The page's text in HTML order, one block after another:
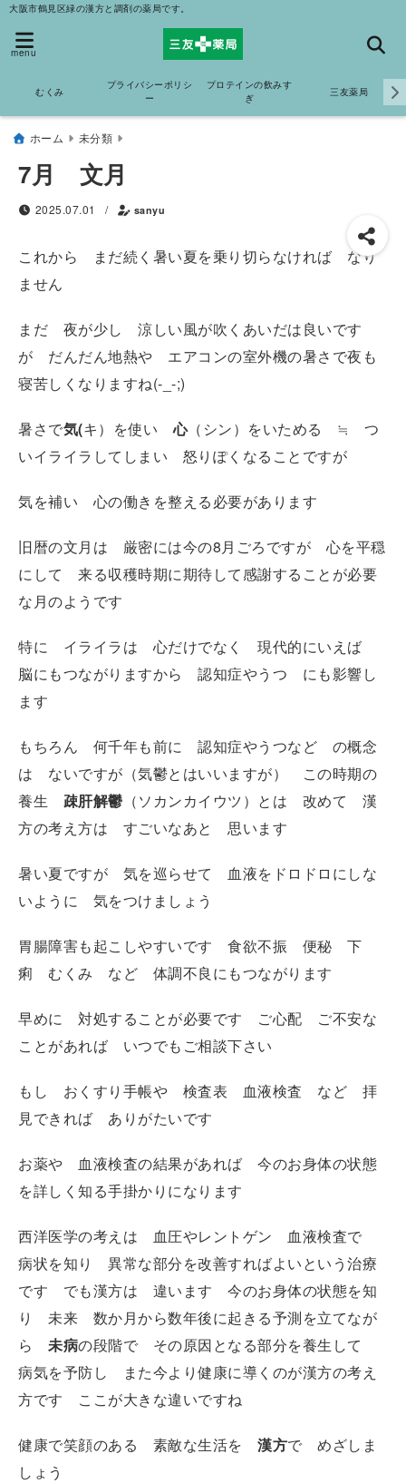
大阪市鶴見区緑の漢方と調剤の薬局です。
menu
むくみ
プライバシーポリシ
ー
プロテインの飲みす
ぎ
三友薬局
ホーム 未分類
7月 文月
2025.07.01 / sanyu
これから まだ続く暑い夏を乗り切らなければ なり
ません
まだ 夜が少し 涼しい風が吹くあいだは良いです
が だんだん地熱や エアコンの室外機の暑さで夜も
寝苦しくなりますね(-_-;)
暑さで気(キ）を使い心（シン）をいためる ≒ つ
いイライラしてしまい 怒りぽくなることですが
気を補い 心の働きを整える必要があります
旧暦の文月は 厳密には今の8月ごろですが 心を平穏
にして 来る収穫時期に期待して感謝することが必要
な月のようです
特に イライラは 心だけでなく 現代的にいえば
脳にもつながりますから 認知症やうつ にも影響し
ます
もちろん 何千年も前に 認知症やうつなど の概念
は ないですが（気鬱とはいいますが） この時期の
養生 疎肝解鬱 （ソカンカイウツ）とは 改めて 漢
方の考え方は すごいなあと 思います
暑い夏ですが 気を巡らせて 血液をドロドロにしな
いように 気をつけましょう
胃腸障害も起こしやすいです 食欲不振 便秘 下
痢 むくみ など 体調不良にもつながります
早めに 対処することが必要です ご心配 ご不安な
ことがあれば いつでもご相談下さい
もし おくすり手帳や 検査表 血液検査 など 拝
見できれば ありがたいです
お薬や 血液検査の結果があれば 今のお身体の状態
を詳しく知る手掛かりになります
西洋医学の考えは 血圧やレントゲン 血液検査で
病状を知り 異常な部分を改善すればよいという治療
です でも漢方は 違います 今のお身体の状態を知
り 未来 数か月から数年後に起きる予測を立てなが
ら 未病の段階で その原因となる部分を養生して
病気を予防し また今より健康に導くのが漢方の考え
方です ここが大きな違いですね
健康で笑顔のある 素敵な生活を 漢方で めざしま
しょう